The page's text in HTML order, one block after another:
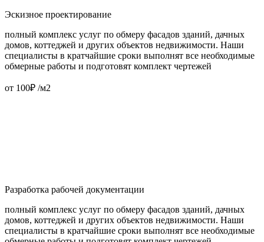
Эскизное проектирование
полный комплекс услуг по обмеру фасадов зданий, дачных
домов, коттеджей и других объектов недвижимости. Наши
специалисты в кратчайшие сроки выполнят все необходимые
обмерные работы и подготовят комплект чертежей
от 100₽ /м2
Разработка рабочей документации
полный комплекс услуг по обмеру фасадов зданий, дачных
домов, коттеджей и других объектов недвижимости. Наши
специалисты в кратчайшие сроки выполнят все необходимые